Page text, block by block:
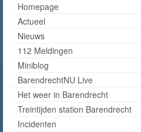
Homepage
Actueel
Nieuws
112 Meldingen
Miniblog
BarendrechtNU Live
Het weer in Barendrecht
Treintijden station Barendrecht
Incidenten